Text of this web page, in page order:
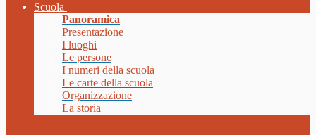
Scuola
Panoramica
Presentazione
I luoghi
Le persone
I numeri della scuola
Le carte della scuola
Organizzazione
La storia